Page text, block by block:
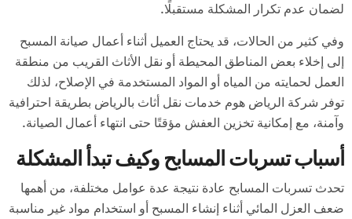
لضمان عدم تكرار المشكلة مستقبلًا.
وفي كثير من الحالات، قد يحتاج العميل أثناء أعمال صيانة المسبح
إلى إخلاء بعض المناطق المحيطة أو نقل الأثاث القريب من منطقة
العمل لحمايته من المياه أو المواد المستخدمة في الإصلاح، لذلك
توفر شركة الرياض هوم خدمات نقل أثاث بالرياض بطريقة احترافية
وآمنة، مع إمكانية تخزين العفش مؤقتًا حتى انتهاء أعمال الصيانة.
أسباب تسربات المسابح وكيف تبدأ المشكلة
تحدث تسربات المسابح عادة نتيجة عدة عوامل مختلفة، من أهمها
ضعف العزل المائي أثناء إنشاء المسبح أو استخدام مواد غير مناسبة